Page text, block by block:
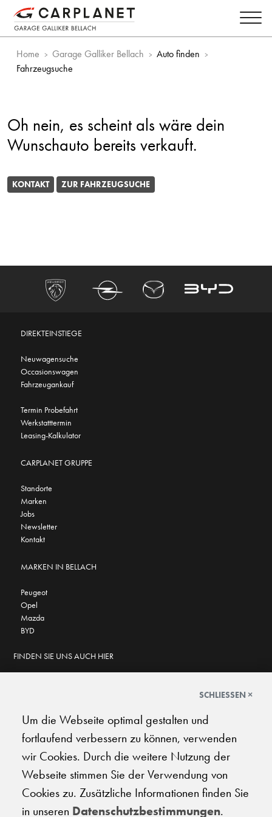
Home Garage Galliker Bellach
Auto finden
Fahrzeugsuche
Oh nein, es scheint als wäre dein
Wunschauto bereits verkauft.
KONTAKT ZUR FAHRZEUGSUCHE
DIREKTEINSTIEGE
Neuwagensuche
Occasionswagen
Fahrzeugankauf
Termin Probefahrt
Werkstatttermin
Leasing-Kalkulator
CARPLANET GRUPPE
Standorte
Marken
Jobs
Newsletter
Kontakt
MARKEN IN BELLACH
Peugeot
Opel
Mazda
BYD
FINDEN SIE UNS AUCH HIER
4.6 ★★★★★
★★★★★
SCHLIESSEN ×
Um die Webseite optimal gestalten und
fortlaufend verbessern zu können, verwenden
wir Cookies. Durch die weitere Nutzung der
Webseite stimmen Sie der Verwendung von
Cookies zu. Zusätzliche Informationen finden Sie
in unseren Datenschutzbestimmungen.